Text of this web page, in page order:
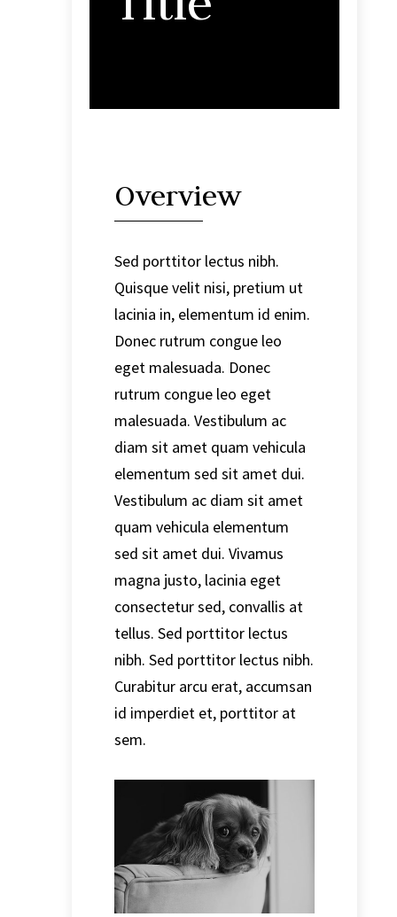
Overview
Sed porttitor lectus nibh.
Quisque velit nisi, pretium ut
lacinia in, elementum id enim.
Donec rutrum congue leo
eget malesuada. Donec
rutrum congue leo eget
malesuada. Vestibulum ac
diam sit amet quam vehicula
elementum sed sit amet dui.
Vestibulum ac diam sit amet
quam vehicula elementum
sed sit amet dui. Vivamus
magna justo, lacinia eget
consectetur sed, convallis at
tellus. Sed porttitor lectus
nibh. Sed porttitor lectus nibh.
Curabitur arcu erat, accumsan
id imperdiet et, porttitor at
sem.